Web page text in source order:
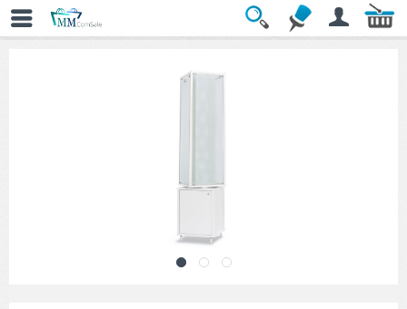
Übersicht » Stand- & Ausstellungsvitrinen